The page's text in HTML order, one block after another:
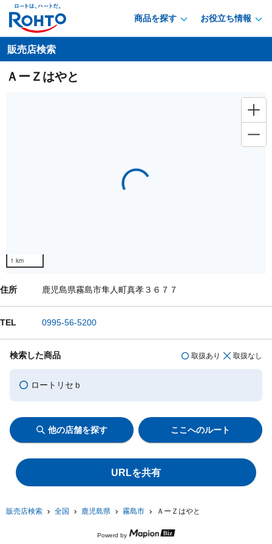
商品を探す お役立ち情報
販売店検索 全国 鹿児島県 霧島市 ＡーＺはやと
販売店検索
ＡーＺはやと
住所 鹿児島県霧島市隼人町真孝３６７７
TEL 0995-56-5200
検索した商品 取扱あり 取扱なし
ロートリセｂ
他の店舗を探す ここへのルート
URLを共有
Loading...
1 km
Powerd by